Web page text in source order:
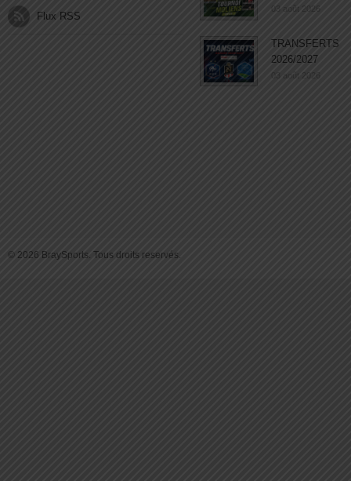
Flux RSS
03 août 2026
TRANSFERTS
2026/2027
03 août 2026
© 2026 BraySports. Tous droits reservés.